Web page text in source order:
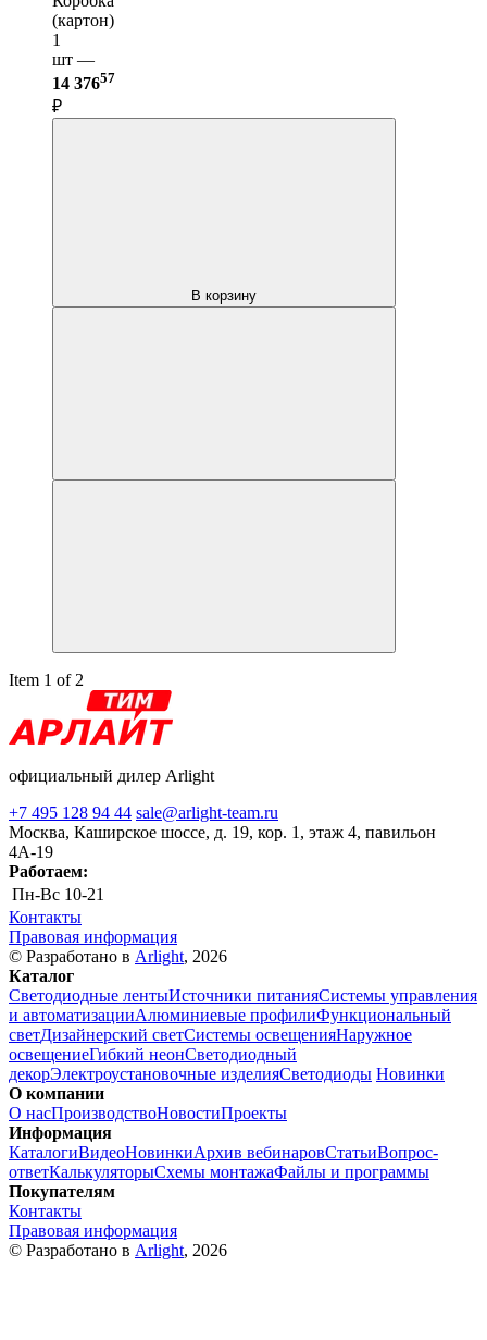
(картон)
1
шт —
14 37657
₽
В корзину
Item 1 of 2
официальный дилер Arlight
+7 495 128 94 44 sale@arlight-team.ru
Москва, Каширское шоссе, д. 19, кор. 1, этаж 4, павильон
4А-19
Работаем:
Пн-Вс 10-21
Контакты
Правовая информация
© Разработано в Arlight, 2026
Каталог
Светодиодные лентыИсточники питанияСистемы управления
и автоматизацииАлюминиевые профилиФункциональный
светДизайнерский светСистемы освещенияНаружное
освещениеГибкий неонСветодиодный
декорЭлектроустановочные изделияСветодиоды Новинки
О компании
О насПроизводствоНовостиПроекты
Информация
КаталогиВидеоНовинкиАрхив вебинаровСтатьиВопрос-
ответКалькуляторыСхемы монтажаФайлы и программы
Покупателям
Контакты
Правовая информация
© Разработано в Arlight, 2026